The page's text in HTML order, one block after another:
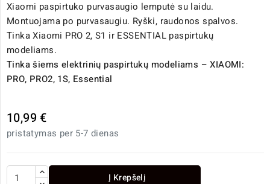
Xiaomi paspirtuko purvasaugio lemputė su laidu.
Montuojama po purvasaugiu. Ryški, raudonos spalvos.
Tinka Xiaomi PRO 2, S1 ir ESSENTIAL paspirtukų
modeliams.
Tinka šiems elektrinių paspirtukų modeliams – XIAOMI:
PRO, PRO2, 1S, Essential
10,99 €
pristatymas per 5-7 dienas
Į Krepšelį